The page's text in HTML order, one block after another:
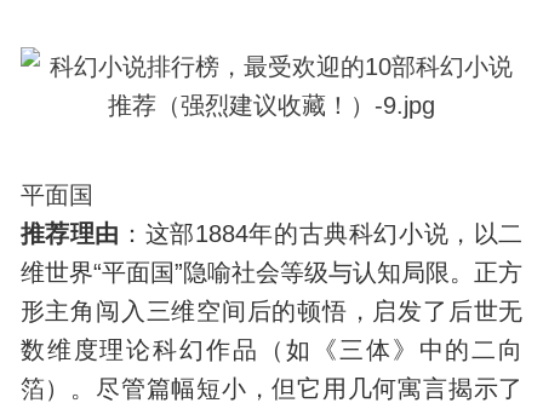
平面国
推荐理由 ：这部1884年的古典科幻小说，以二
维世界“平面国”隐喻社会等级与认知局限。正方
形主角闯入三维空间后的顿悟，启发了后世无
数维度理论科幻作品（如《三体》中的二向
箔）。尽管篇幅短小，但它用几何寓言揭示了